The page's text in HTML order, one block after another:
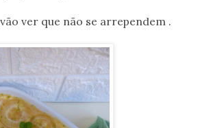
ver que não se arrependem .